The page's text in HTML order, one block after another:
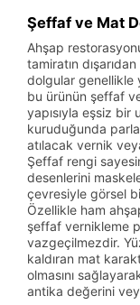
Şeffaf ve Mat
Ahşap
tamiratın
dolgular genellikle
bu ürünün şeffaf
yapısıyla eşsiz bir
kuruduğunda
atılacak vernik
Şeffaf rengi
desenlerini
çevresiyle görsel
Özellikle ham
şeffaf vernikleme
vazgeçilmezdir.
kaldıran mat
olmasını
antika değerini